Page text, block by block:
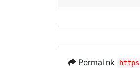
Permalink